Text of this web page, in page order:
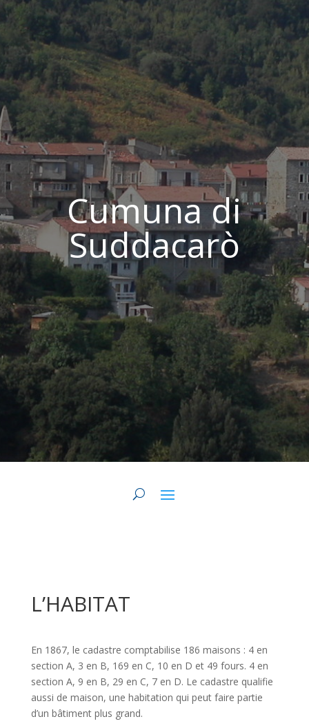
Cumuna di
Suddacarò
L’HABITAT
En 1867, le cadastre comptabilise 186 maisons : 4 en
section A, 3 en B, 169 en C, 10 en D et 49 fours. 4 en
section A, 9 en B, 29 en C, 7 en D. Le cadastre qualifie
aussi de maison, une habitation qui peut faire partie
d’un bâtiment plus grand.